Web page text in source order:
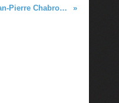
Le Cabri d’or 2012 sacre “Jean-Pierre Chabrol, le rebelle”